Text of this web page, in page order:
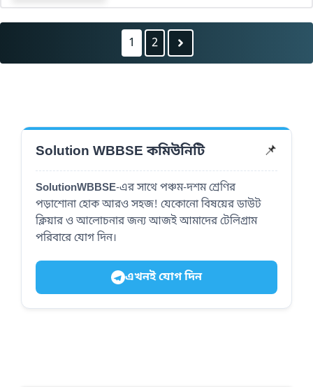
1 2
Solution WBBSE কমিউনিটি 📌
SolutionWBBSE-এর সাথে পঞ্চম-দশম শ্রেণির
পড়াশোনা হোক আরও সহজ! যেকোনো বিষয়ের ডাউট
ক্লিয়ার ও আলোচনার জন্য আজই আমাদের টেলিগ্রাম
পরিবারে যোগ দিন।
এখনই যোগ দিন